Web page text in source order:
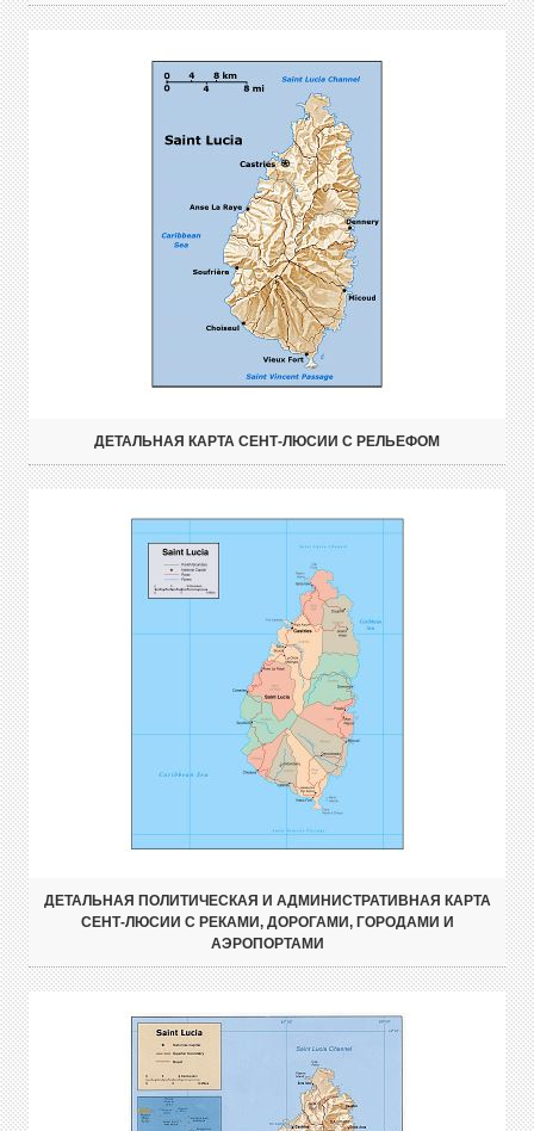
ДЕТАЛЬНАЯ КАРТА СЕНТ-ЛЮСИИ С РЕЛЬЕФОМ
ДЕТАЛЬНАЯ ПОЛИТИЧЕСКАЯ И АДМИНИСТРАТИВНАЯ КАРТА
СЕНТ-ЛЮСИИ С РЕКАМИ, ДОРОГАМИ, ГОРОДАМИ И
АЭРОПОРТАМИ